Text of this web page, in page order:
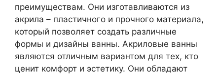
преимуществам. Они изготавливаются из
акрила – пластичного и прочного материала,
который позволяет создать различные
формы и дизайны ванны. Акриловые ванны
являются отличным вариантом для тех, кто
ценит комфорт и эстетику. Они обладают